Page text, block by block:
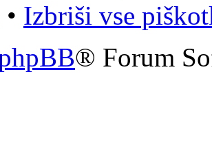
• Izbriši vse
® Forum